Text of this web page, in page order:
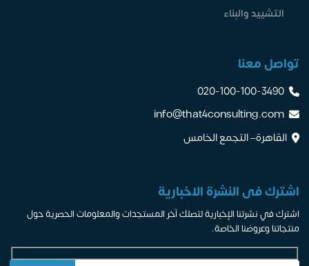
التشييد والبناء
تواصل معنا
020-100-100-3490
info@that4consulting.com
القاهرة– التجمع الخامس
اشترك فى النشرة الاخبارية
اشترك في نشرتنا الإخبارية لتصلك آخر المستجدات والمعلومات الحصرية حول
منتجاتنا وعروضنا الخاصة.